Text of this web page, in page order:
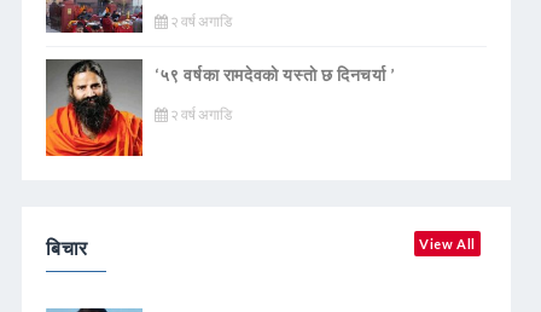
२ वर्ष अगाडि
‘५९ वर्षका रामदेवकाे यस्ताे छ दिनचर्या ’
२ वर्ष अगाडि
बिचार View All